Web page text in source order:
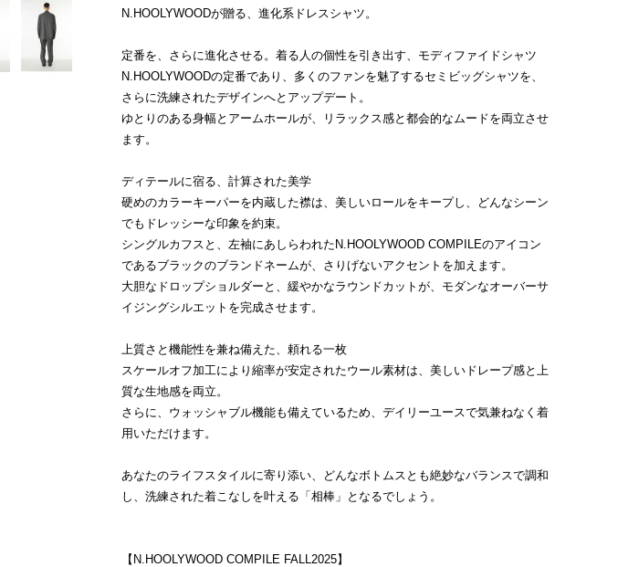
N.HOOLYWOODが贈る、進化系ドレスシャツ。
定番を、さらに進化させる。着る人の個性を引き出す、モディファイドシャツ
N.HOOLYWOODの定番であり、多くのファンを魅了するセミビッグシャツを、
さらに洗練されたデザインへとアップデート。
ゆとりのある身幅とアームホールが、リラックス感と都会的なムードを両立させ
ます。
ディテールに宿る、計算された美学
硬めのカラーキーパーを内蔵した襟は、美しいロールをキープし、どんなシーン
でもドレッシーな印象を約束。
シングルカフスと、左袖にあしらわれたN.HOOLYWOOD COMPILEのアイコン
であるブラックのブランドネームが、さりげないアクセントを加えます。
大胆なドロップショルダーと、緩やかなラウンドカットが、モダンなオーバーサ
イジングシルエットを完成させます。
上質さと機能性を兼ね備えた、頼れる一枚
スケールオフ加工により縮率が安定されたウール素材は、美しいドレープ感と上
質な生地感を両立。
さらに、ウォッシャブル機能も備えているため、デイリーユースで気兼ねなく着
用いただけます。
あなたのライフスタイルに寄り添い、どんなボトムスとも絶妙なバランスで調和
し、洗練された着こなしを叶える「相棒」となるでしょう。
【N.HOOLYWOOD COMPILE FALL2025】